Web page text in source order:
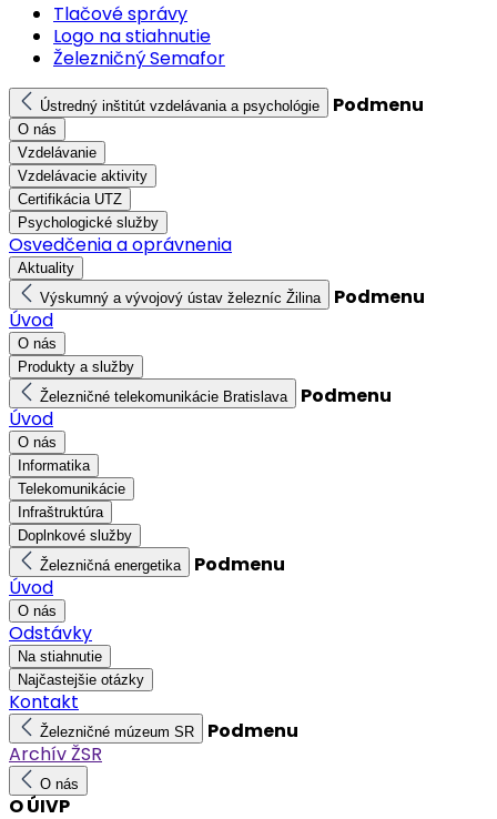
Tlačové správy
Logo na stiahnutie
Železničný Semafor
Ústredný inštitút vzdelávania a psychológie Podmenu
O nás
Vzdelávanie
Vzdelávacie aktivity
Certifikácia UTZ
Psychologické služby
Osvedčenia a oprávnenia
Aktuality
Výskumný a vývojový ústav železníc Žilina
Podmenu
Úvod
O nás
Produkty a služby
Železničné telekomunikácie Bratislava
Podmenu
Úvod
O nás
Informatika
Telekomunikácie
Infraštruktúra
Doplnkové služby
Železničná energetika
Podmenu
Úvod
O nás
Odstávky
Na stiahnutie
Najčastejšie otázky
Kontakt
Železničné múzeum SR
Podmenu
Archív ŽSR
O nás
O ÚIVP